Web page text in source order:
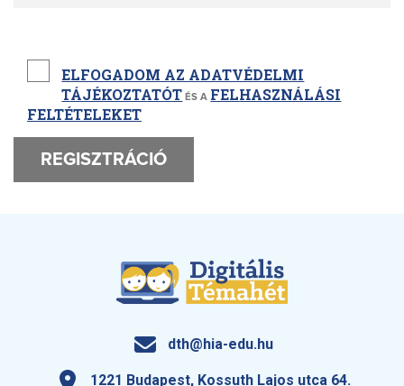
ELFOGADOM AZ ADATVÉDELMI
TÁJÉKOZTATÓT ÉS A FELHASZNÁLÁSI
FELTÉTELEKET
REGISZTRÁCIÓ
dth@hia-edu.hu
1221 Budapest, Kossuth Lajos utca 64.